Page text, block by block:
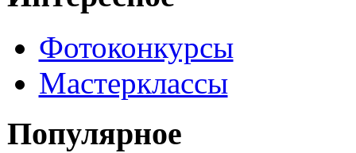
Фотоконкурсы
Мастерклассы
Популярное